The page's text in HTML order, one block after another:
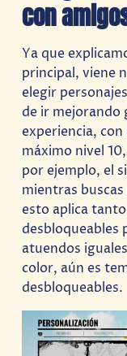
con
Ya que
principal, viene
elegir
de ir mejorando
experiencia,
máximo nivel
por ejemplo, el
mientras
esto aplica
desbloqueables
atuendos
color, aún es
desbloqueables.